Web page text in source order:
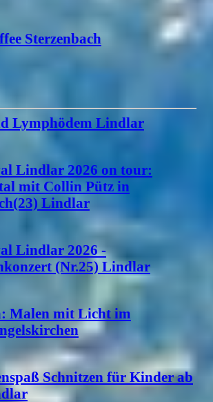
Sterzenbach
Lymphödem Lindlar
Lindlar 2026 on tour:
mit Collin Pütz in
Lindlar
Lindlar 2026 -
(Nr.25) Lindlar
Malen mit Licht im
Schnitzen für Kinder ab